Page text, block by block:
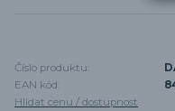
Číslo produktu:
EAN kód:
Hlídat cenu / dostupnost